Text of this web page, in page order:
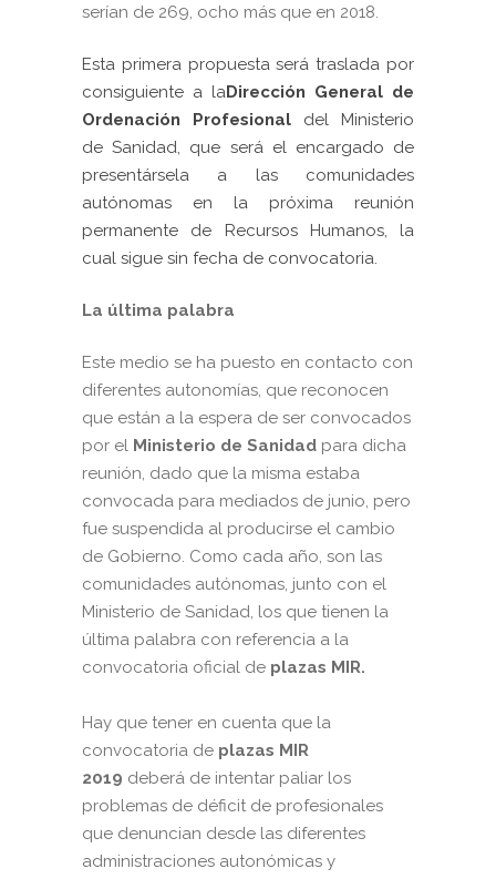
serían de 269, ocho más que en 2018.
Esta primera propuesta será traslada por
consiguiente a laDirección General de
Ordenación Profesional del Ministerio
de Sanidad, que será el encargado de
presentársela a las comunidades
autónomas en la próxima reunión
permanente de Recursos Humanos, la
cual sigue sin fecha de convocatoria.
La última palabra
Este medio se ha puesto en contacto con
diferentes autonomías, que reconocen
que están a la espera de ser convocados
por el Ministerio de Sanidad para dicha
reunión, dado que la misma estaba
convocada para mediados de junio, pero
fue suspendida al producirse el cambio
de Gobierno. Como cada año, son las
comunidades autónomas, junto con el
Ministerio de Sanidad, los que tienen la
última palabra con referencia a la
convocatoria oficial de plazas MIR.
Hay que tener en cuenta que la
convocatoria de plazas MIR
2019 deberá de intentar paliar los
problemas de déficit de profesionales
que denuncian desde las diferentes
administraciones autonómicas y